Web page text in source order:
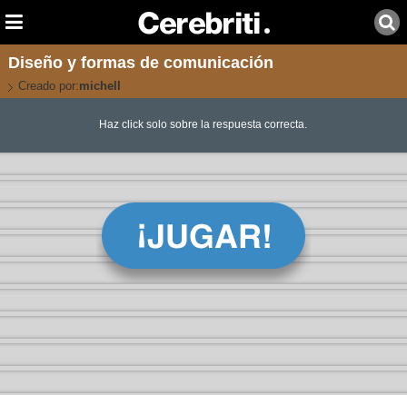
Diseño y formas de comunicación
Creado por:michell
Haz click solo sobre la respuesta correcta.